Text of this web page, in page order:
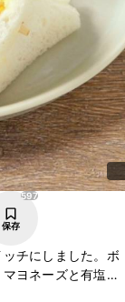
597
保存
チにしました。ボ
ヨネーズと有塩バ
ことでまとまり盛